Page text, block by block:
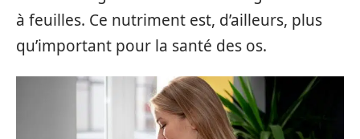
à feuilles. Ce nutriment est, d’ailleurs, plus
qu’important pour la santé des os.